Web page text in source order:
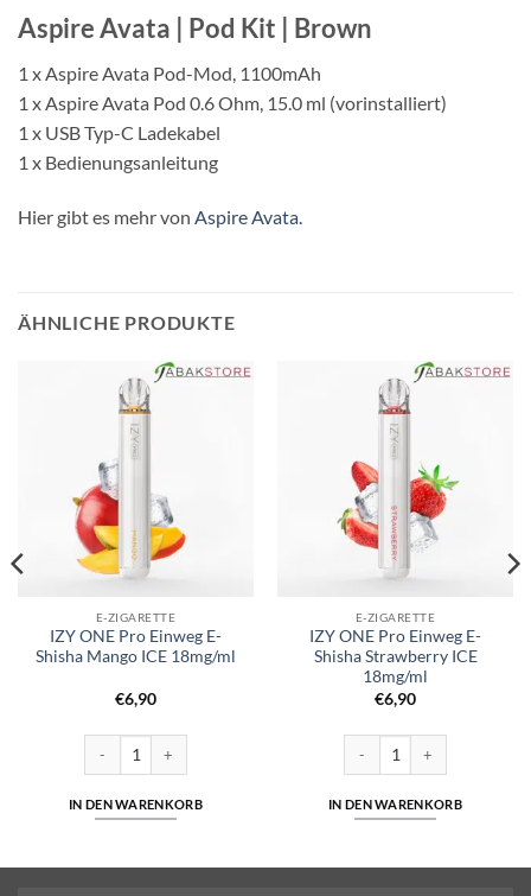
Aspire Avata | Pod Kit | Brown
1 x Aspire Avata Pod-Mod, 1100mAh
1 x Aspire Avata Pod 0.6 Ohm, 15.0 ml (vorinstalliert)
1 x USB Typ-C Ladekabel
1 x Bedienungsanleitung
Hier gibt es mehr von Aspire Avata.
ÄHNLICHE PRODUKTE
E-ZIGARETTE
IZY ONE Pro Einweg E-
Shisha Mango ICE 18mg/ml
€6,90
IZY ONE Pro Einweg E-Shisha Mango ICE 18mg/ml Menge
IN DEN WARENKORB
E-ZIGARETTE
IZY ONE Pro Einweg E-
Shisha Strawberry ICE
18mg/ml
€6,90
IZY ONE Pro Einweg E-
IN DEN WARENKORB
ml | Cuatro Menge